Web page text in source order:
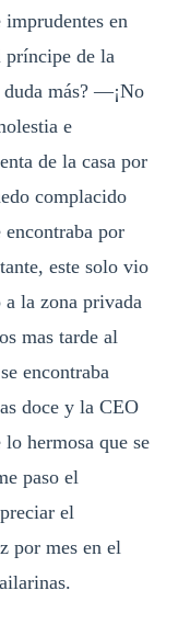
en
príncipe de la
más? —¡No
e
de la casa por
complacido
encontraba por
este solo vio
la zona privada
mas tarde al
encontraba
doce y la CEO
hermosa que se
paso el
el
por mes en el